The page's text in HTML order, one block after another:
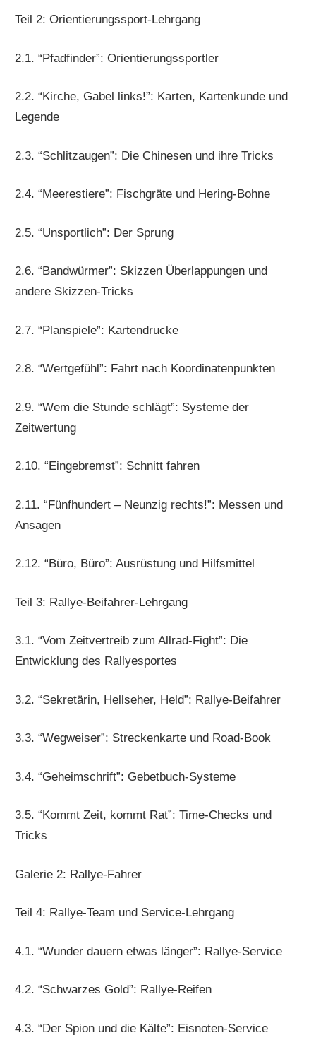
Teil 2: Orientierungssport-Lehrgang
2.1. “Pfadfinder”: Orientierungssportler
2.2. “Kirche, Gabel links!”: Karten, Kartenkunde und
Legende
2.3. “Schlitzaugen”: Die Chinesen und ihre Tricks
2.4. “Meerestiere”: Fischgräte und Hering-Bohne
2.5. “Unsportlich”: Der Sprung
2.6. “Bandwürmer”: Skizzen Überlappungen und
andere Skizzen-Tricks
2.7. “Planspiele”: Kartendrucke
2.8. “Wertgefühl”: Fahrt nach Koordinatenpunkten
2.9. “Wem die Stunde schlägt”: Systeme der
Zeitwertung
2.10. “Eingebremst”: Schnitt fahren
2.11. “Fünfhundert – Neunzig rechts!”: Messen und
Ansagen
2.12. “Büro, Büro”: Ausrüstung und Hilfsmittel
Teil 3: Rallye-Beifahrer-Lehrgang
3.1. “Vom Zeitvertreib zum Allrad-Fight”: Die
Entwicklung des Rallyesportes
3.2. “Sekretärin, Hellseher, Held”: Rallye-Beifahrer
3.3. “Wegweiser”: Streckenkarte und Road-Book
3.4. “Geheimschrift”: Gebetbuch-Systeme
3.5. “Kommt Zeit, kommt Rat”: Time-Checks und
Tricks
Galerie 2: Rallye-Fahrer
Teil 4: Rallye-Team und Service-Lehrgang
4.1. “Wunder dauern etwas länger”: Rallye-Service
4.2. “Schwarzes Gold”: Rallye-Reifen
4.3. “Der Spion und die Kälte”: Eisnoten-Service